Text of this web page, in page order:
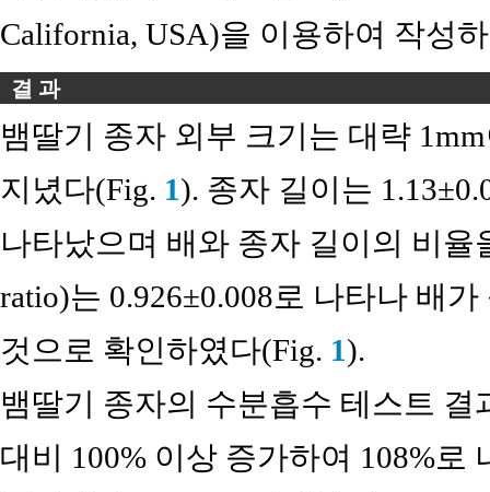
California, USA)을 이용하여 작성
결 과
뱀딸기 종자 외부 크기는 대략
지녔다(Fig. 1). 종자 길이는
나타났으며 배와 종자 길이의 비율
ratio)는 0.926±0.008로 나타나 배
것으로 확인하였다(Fig. 1).
뱀딸기 종자의 수분흡수 테스트
대비 100% 이상 증가하여 108%로